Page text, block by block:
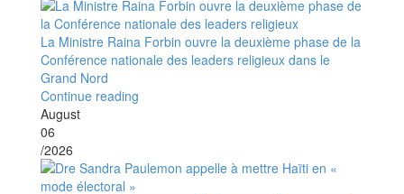
La Ministre Raina Forbin ouvre la deuxième phase de la
Conférence nationale des leaders religieux dans le
Grand Nord
Continue reading
August
06
/2026